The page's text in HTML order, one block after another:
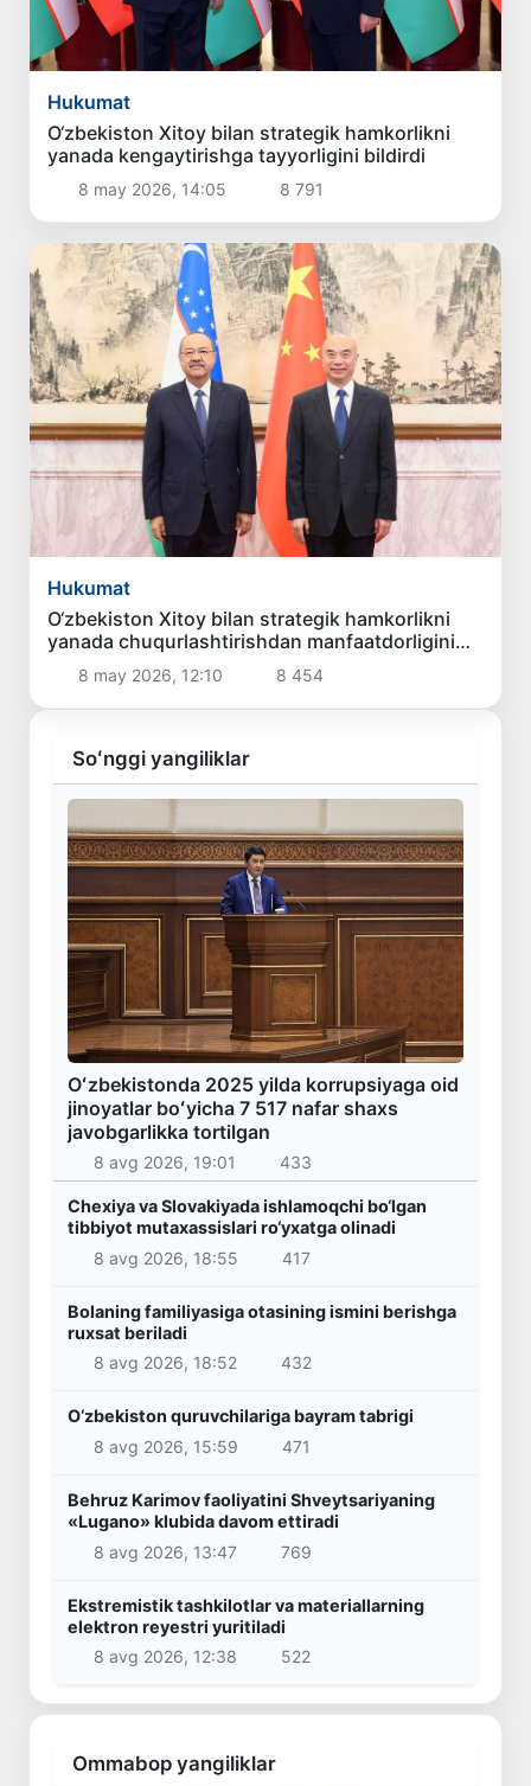
Hukumat
O‘zbekiston Xitoy bilan strategik hamkorlikni
yanada kengaytirishga tayyorligini bildirdi
8 may 2026, 14:05 8 791
Hukumat
O‘zbekiston Xitoy bilan strategik hamkorlikni
yanada chuqurlashtirishdan manfaatdorligini
bildirdi8 may 2026, 12:10 8 454
Soʻnggi yangiliklar
Oʻzbekistonda 2025 yilda korrupsiyaga oid
jinoyatlar boʻyicha 7 517 nafar shaxs
javobgarlikka tortilgan
8 avg 2026, 19:01 433
Chexiya va Slovakiyada ishlamoqchi bo‘lgan
tibbiyot mutaxassislari ro‘yxatga olinadi
8 avg 2026, 18:55
417
Bolaning familiyasiga otasining ismini berishga
ruxsat beriladi
8 avg 2026, 18:52
432
O‘zbekiston quruvchilariga bayram tabrigi
8 avg 2026, 15:59
471
Behruz Karimov faoliyatini Shveytsariyaning
«Lugano» klubida davom ettiradi
8 avg 2026, 13:47
769
Ekstremistik tashkilotlar va materiallarning
elektron reyestri yuritiladi
8 avg 2026, 12:38
522
Ommabop yangiliklar